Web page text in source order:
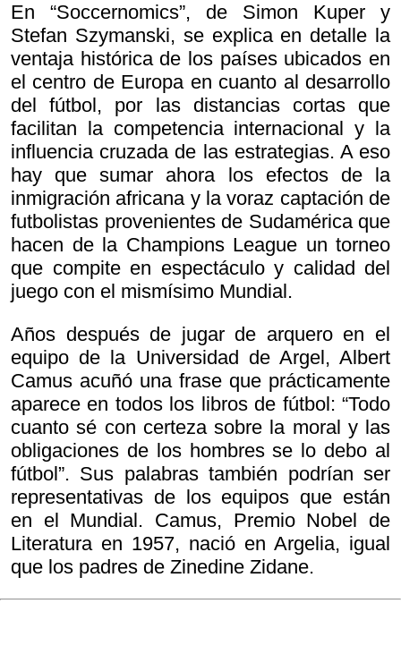
En “Soccernomics”, de Simon Kuper y
Stefan Szymanski, se explica en detalle la
ventaja histórica de los países ubicados en
el centro de Europa en cuanto al desarrollo
del fútbol, por las distancias cortas que
facilitan la competencia internacional y la
influencia cruzada de las estrategias. A eso
hay que sumar ahora los efectos de la
inmigración africana y la voraz captación de
futbolistas provenientes de Sudamérica que
hacen de la Champions League un torneo
que compite en espectáculo y calidad del
juego con el mismísimo Mundial.
Años después de jugar de arquero en el
equipo de la Universidad de Argel, Albert
Camus acuñó una frase que prácticamente
aparece en todos los libros de fútbol: “Todo
cuanto sé con certeza sobre la moral y las
obligaciones de los hombres se lo debo al
fútbol”. Sus palabras también podrían ser
representativas de los equipos que están
en el Mundial. Camus, Premio Nobel de
Literatura en 1957, nació en Argelia, igual
que los padres de Zinedine Zidane.